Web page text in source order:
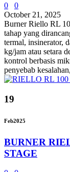
0
0
October 21, 2025
Burner Riello RL
tahap yang
termal, insinerator,
kg/jam atau setara
kontrol berbasis
penyebab
19
Feb2025
BURNER
STAGE